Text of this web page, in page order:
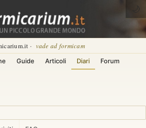
· vade ad formicam
Guide Articoli Diari Forum
🌙